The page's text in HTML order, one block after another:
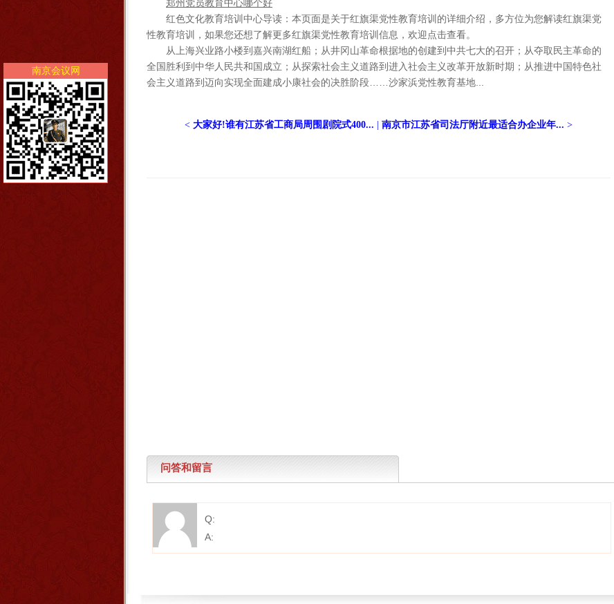
郑州党员教育中心哪个好
红色文化教育培训中心导读：本页面是关于红旗渠党性教育培训的详细介绍，多方位为您解读红旗渠党
性教育培训，如果您还想了解更多红旗渠党性教育培训信息，欢迎点击查看。
从上海兴业路小楼到嘉兴南湖红船；从井冈山革命根据地的创建到中共七大的召开；从夺取民主革命的
全国胜利到中华人民共和国成立；从探索社会主义道路到进入社会主义改革开放新时期；从推进中国特色社
会主义道路到迈向实现全面建成小康社会的决胜阶段……沙家浜党性教育基地...
< 大家好!谁有江苏省工商局周围剧院式400... 南京市江苏省司法厅附近最适合办企业年... >
问答和留言
Q:
A:
南京会议网